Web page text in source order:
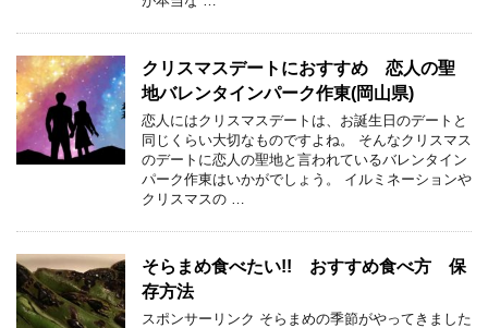
クリスマスデートにおすすめ 恋人の聖
地バレンタインパーク作東(岡山県)
恋人にはクリスマスデートは、お誕生日のデートと
同じくらい大切なものですよね。 そんなクリスマス
のデートに恋人の聖地と言われているバレンタイン
パーク作東はいかがでしょう。 イルミネーションや
クリスマスの …
そらまめ食べたい!! おすすめ食べ方 保
存方法
スポンサーリンク そらまめの季節がやってきました